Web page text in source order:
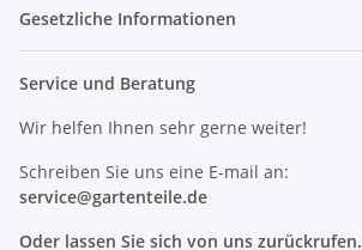
Gesetzliche Informationen
Service und Beratung
Wir helfen Ihnen sehr gerne weiter!
Schreiben Sie uns eine E-mail an:
service@gartenteile.de
Oder lassen Sie sich von uns zurückrufen.